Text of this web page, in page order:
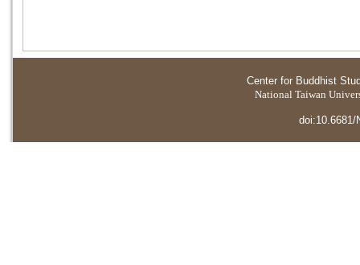
Center for Buddhist
National Taiwan
doi:10.6681/